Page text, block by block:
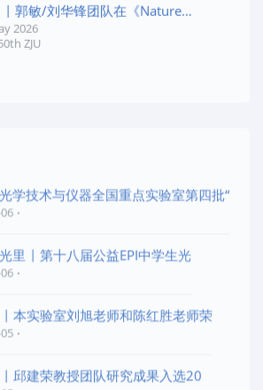
| 郭敏/刘华锋团队在《Nature
2026
ZJU
学技术与仪器全国重点实验室第四批“
里 | 第十八届公益EPI中学生光
本实验室刘旭老师和陈红胜老师荣
邱建荣教授团队研究成果入选20